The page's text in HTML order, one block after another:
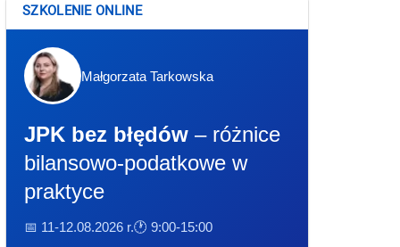
SZKOLENIE ONLINE
Małgorzata Tarkowska
JPK bez błędów – różnice
bilansowo-podatkowe w
praktyce
📅 11-12.08.2026 r.🕐 9:00-15:00